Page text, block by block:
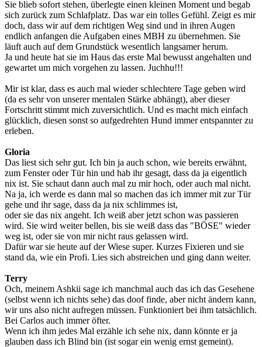
Sie blieb sofort stehen, überlegte einen kleinen Moment und begab
sich zurück zum Schlafplatz. Das war ein tolles Gefühl. Zeigt es mir
doch, dass wir auf dem richtigen Weg sind und in ihren Augen
endlich anfangen die Aufgaben eines MBH zu übernehmen. Sie
läuft auch auf dem Grundstück wesentlich langsamer herum.
Ja und heute hat sie im Haus das erste Mal bewusst angehalten und
gewartet um mich vorgehen zu lassen. Juchhu!!!
Mir ist klar, dass es auch mal wieder schlechtere Tage geben wird
(da es sehr von unserer mentalen Stärke abhängt), aber dieser
Fortschritt stimmt mich zuversichtlich. Und es macht mich einfach
glücklich, diesen sonst so aufgedrehten Hund immer entspannter zu
erleben.
Gloria
Das liest sich sehr gut. Ich bin ja auch schon, wie bereits erwähnt,
zum Fenster oder Tür hin und hab ihr gesagt, dass da ja eigentlich
nix ist. Sie schaut dann auch mal zu mir hoch, oder auch mal nicht.
Na ja, ich werde es dann mal so machen das ich immer mit zur Tür
gehe und ihr sage, dass da ja nix schlimmes ist,
oder sie das nix angeht. Ich weiß aber jetzt schon was passieren
wird. Sie wird weiter bellen, bis sie weiß dass das "BÖSE" wieder
weg ist, oder sie von mir nicht raus gelassen wird.
Dafür war sie heute auf der Wiese super. Kurzes Fixieren und sie
stand da, wie ein Profi. Lies sich abstreichen und ging dann weiter.
Terry
Och, meinem Ashkii sage ich manchmal auch das ich das Gesehene
(selbst wenn ich nichts sehe) das doof finde, aber nicht ändern kann,
wir uns also nicht aufregen müssen. Funktioniert bei ihm tatsächlich.
Bei Carlos auch immer öfter.
Wenn ich ihm jedes Mal erzähle ich sehe nix, dann könnte er ja
glauben dass ich Blind bin (ist sogar ein wenig ernst gemeint).